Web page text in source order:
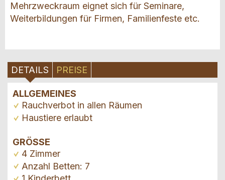
Mehrzweckraum eignet sich für Seminare,
Weiterbildungen für Firmen, Familienfeste etc.
DETAILS PREISE
ALLGEMEINES
Rauchverbot in allen Räumen
Haustiere erlaubt
GRÖSSE
4 Zimmer
Anzahl Betten: 7